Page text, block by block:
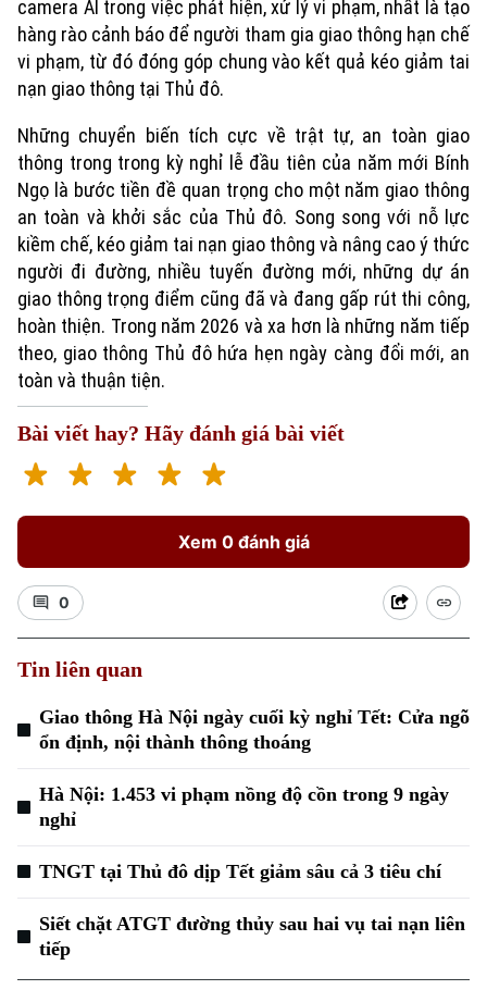
Chuyên mục
Chính trị
Hà Nội
camera AI trong việc phát hiện, xử lý vi phạm, nhất là tạo
hàng rào cảnh báo để người tham gia giao thông hạn chế
vi phạm, từ đó đóng góp chung vào kết quả kéo giảm tai
nạn giao thông tại Thủ đô.
Những chuyển biến tích cực về trật tự, an toàn giao
thông trong trong kỳ nghỉ lễ đầu tiên của năm mới Bính
Ngọ là bước tiền đề quan trọng cho một năm giao thông
an toàn và khởi sắc của Thủ đô. Song song với nỗ lực
kiềm chế, kéo giảm tai nạn giao thông và nâng cao ý thức
người đi đường, nhiều tuyến đường mới, những dự án
giao thông trọng điểm cũng đã và đang gấp rút thi công,
hoàn thiện. Trong năm 2026 và xa hơn là những năm tiếp
theo, giao thông Thủ đô hứa hẹn ngày càng đổi mới, an
toàn và thuận tiện.
Bài viết hay? Hãy đánh giá bài viết
Xem 0 đánh giá
0
Tin liên quan
Giao thông Hà Nội ngày cuối kỳ nghỉ Tết: Cửa ngõ
ổn định, nội thành thông thoáng
Hà Nội: 1.453 vi phạm nồng độ cồn trong 9 ngày
nghỉ
TNGT tại Thủ đô dịp Tết giảm sâu cả 3 tiêu chí
Siết chặt ATGT đường thủy sau hai vụ tai nạn liên
tiếp